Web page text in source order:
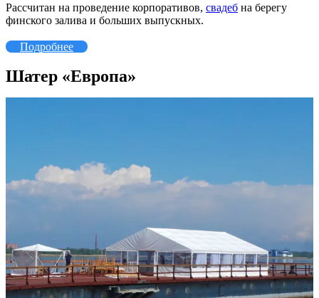
Рассчитан на проведение корпоративов, свадеб на берегу
финского залива и больших выпускных.
Подробнее
Шатер «Европа»